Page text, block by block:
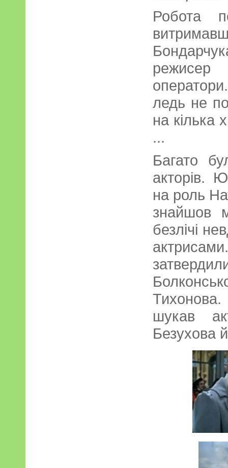
Робота
ледь не
на кілька
...
Багато
акторів.
на роль
знайшов
безлічі
шукав
Безухова